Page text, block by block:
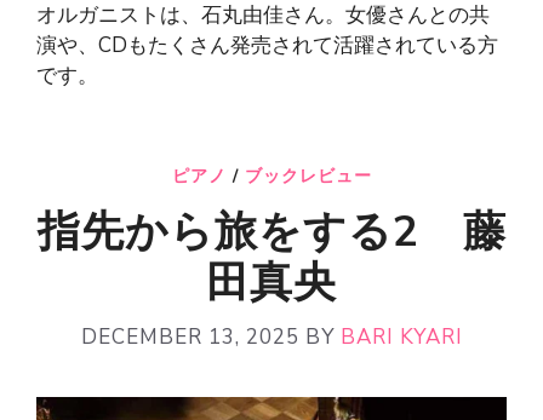
オルガニストは、石丸由佳さん。女優さんとの共
演や、CDもたくさん発売されて活躍されている方
です。
ピアノ / ブックレビュー
指先から旅をする2 藤
田真央
DECEMBER 13, 2025 BY BARI KYARI